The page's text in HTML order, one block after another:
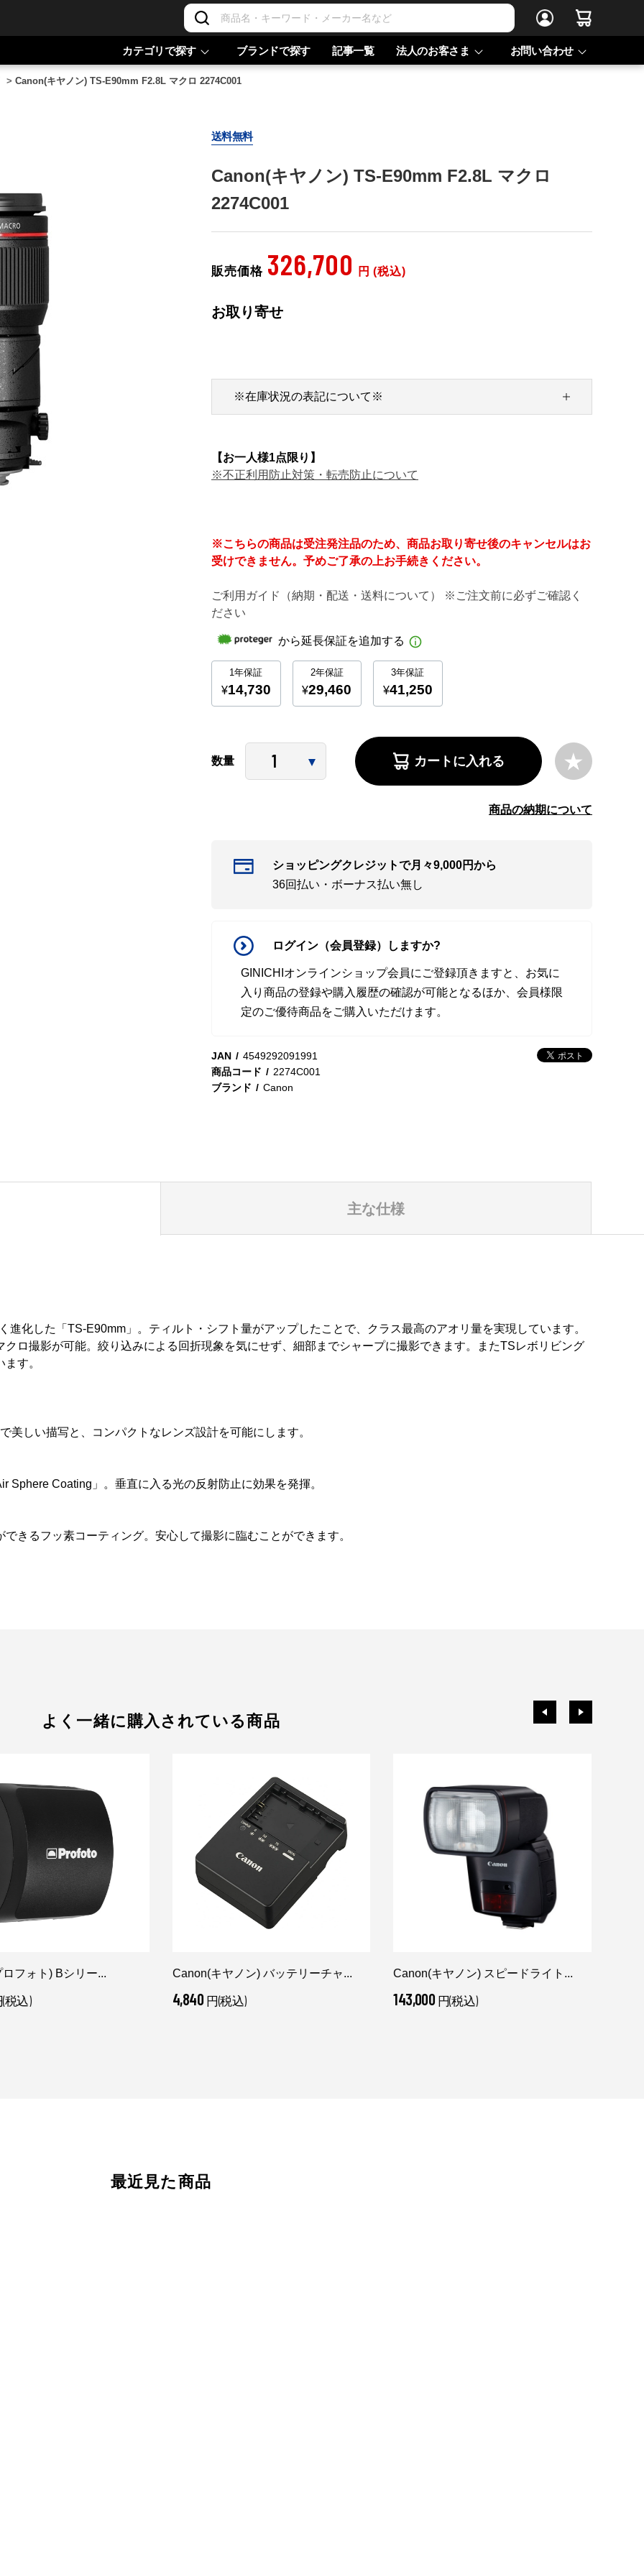
カテゴリで探す ブランドで探す 記事一覧 法人のお客さま お問い合わせ
> Canon(キヤノン) TS-E90mm F2.8L マクロ 2274C001
送料無料
Canon(キヤノン) TS-E90mm F2.8L マクロ
2274C001
販売価格 326,700 円 (税込)
お取り寄せ
ご利用ガイド（納期・配送・送料について） ※ご注文前に必ずご確認く
ださい
※在庫状況の表記について※
【お一人様1点限り】
※不正利用防止対策・転売防止について
※こちらの商品は受注発注品のため、商品お取り寄せ後のキャンセルはお
受けできません。予めご了承の上お手続きください。
数量 カートに入れる
商品の納期について
ショッピングクレジットで月々9,000円から
36回払い・ボーナス払い無し
ログイン（会員登録）しますか?
GINICHIオンラインショップ会員にご登録頂きますと、お気に
入り商品の登録や購入履歴の確認が可能となるほか、会員様限
定のご優待商品をご購入いただけます。
JAN
4549292091991
商品コード
2274C001
ブランド
Canon
主な仕様
化した「TS-E90mm」。ティルト・シフト量がアップしたことで、クラス最高のアオリ量を実現しています。
ロ撮影が可能。絞り込みによる回折現象を気にせず、細部までシャープに撮影できます。またTSレボリビング
す。
しい描写と、コンパクトなレンズ設計を可能にします。
Sphere Coating」。垂直に入る光の反射防止に効果を発揮。
きるフッ素コーティング。安心して撮影に臨むことができます。
よく一緒に購入されている商品
フォト) Bシリー...
税込)
Canon(キヤノン) バッテリーチャ...
4,840 円(税込)
Canon(キヤノン) スピードライト...
143,000 円(税込)
最近見た商品